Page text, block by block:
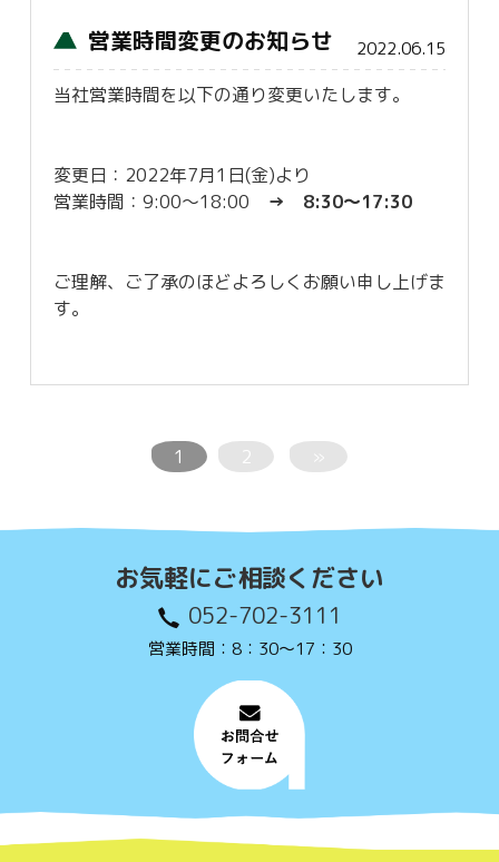
営業時間変更のお知らせ 2022.06.15
当社営業時間を以下の通り変更いたします。
変更日：2022年7月1日(金)より
営業時間：9:00～18:00
→ 8:30～17:30
ご理解、ご了承のほどよろしくお願い申し上げま
す。
1 2
お気軽にご相談ください
052-702-3111
営業時間：8：30〜17：30